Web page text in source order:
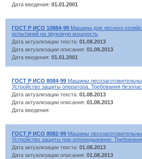
Дата введения: 01.01.2001
ГОСТ Р ИСО 10884-99 Машины для лесного
испытаний на звуковую мощность
Дата актуализации текста: 01.08.2013
Дата актуализации описания: 01.08.2013
Дата введения: 01.01.2001
ГОСТ Р ИСО 8084-99 Машины
Устройство защиты оператора. Требования
Дата актуализации текста: 01.08.2013
Дата актуализации описания: 01.08.2013
Дата введения:
ГОСТ Р ИСО 8082-99 Машины
Устройство защиты при опрокидывании.
Дата актуализации текста: 01.08.2013
Дата актуализации описания: 01.08.2013